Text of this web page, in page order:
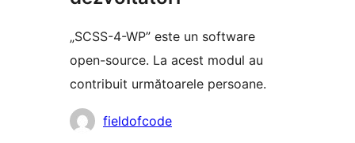
„SCSS-4-WP” este un software
open-source. La acest modul au
contribuit următoarele persoane.
Contributori
fieldofcode